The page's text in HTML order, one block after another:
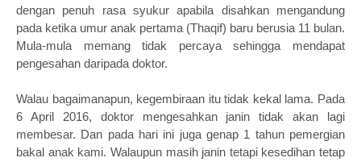
dengan penuh rasa syukur apabila disahkan mengandung
pada ketika umur anak pertama (Thaqif) baru berusia 11 bulan.
Mula-mula memang tidak percaya sehingga mendapat
pengesahan daripada doktor.
Walau bagaimanapun, kegembiraan itu tidak kekal lama. Pada
6 April 2016, doktor mengesahkan janin tidak akan lagi
membesar. Dan pada hari ini juga genap 1 tahun pemergian
bakal anak kami. Walaupun masih janin tetapi kesedihan tetap